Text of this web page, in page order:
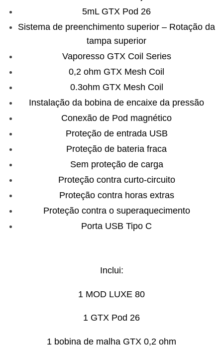
5mL GTX Pod 26
Sistema de preenchimento superior – Rotação da
tampa superior
Vaporesso GTX Coil Series
0,2 ohm GTX Mesh Coil
0.3ohm GTX Mesh Coil
Instalação da bobina de encaixe da pressão
Conexão de Pod magnético
Proteção de entrada USB
Proteção de bateria fraca
Sem proteção de carga
Proteção contra curto-circuito
Proteção contra horas extras
Proteção contra o superaquecimento
Porta USB Tipo C
Inclui:
1 MOD LUXE 80
1 GTX Pod 26
1 bobina de malha GTX 0,2 ohm